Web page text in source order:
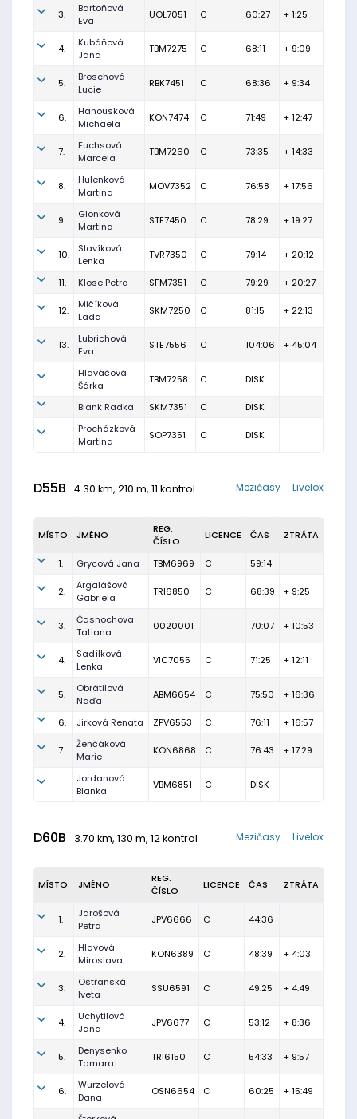
3.
Bartoňová
Eva
UOL7051 C 60:27 + 1:25
4.
Kubáňová
Jana
TBM7275 C 68:11 + 9:09
5.
Broschová
Lucie
RBK7451 C 68:36 + 9:34
6.
Hanousková
Michaela
KON7474 C 71:49 + 12:47
7.
Fuchsová
Marcela
TBM7260 C 73:35 + 14:33
8.
Hulenková
Martina
MOV7352 C 76:58 + 17:56
9.
Glonková
Martina
STE7450 C 78:29 + 19:27
10.
Slavíková
Lenka
TVR7350 C 79:14 + 20:12
11. Klose Petra SFM7351 C 79:29 + 20:27
12.
Mičíková
Lada
SKM7250 C 81:15 + 22:13
13.
Lubrichová
Eva
STE7556 C 104:06 + 45:04
Hlaváčová
Šárka
TBM7258 C DISK
Blank Radka SKM7351 C
DISK
Procházková
Martina
SOP7351 C DISK
D55B 4.30 km, 210 m, 11 kontrol Livelox
Mezičasy
MÍSTO JMÉNO
REG.
ČÍSLO
LICENCE ČAS ZTRÁTA
1. Grycová Jana TBM6969 C 59:14
2.
Argalášová
Gabriela
TRI6850 C 68:39 + 9:25
3.
Časnochova
Tatiana
0020001 70:07 + 10:53
4.
Sadílková
Lenka
VIC7055 C 71:25 + 12:11
5.
Obrátilová
Naďa
ABM6654 C 75:50 + 16:36
6. Jirková Renata ZPV6553 C 76:11 + 16:57
7.
Ženčáková
Marie
KON6868 C 76:43 + 17:29
Jordanová
Blanka
VBM6851 C DISK
D60B 3.70 km, 130 m, 12 kontrol Livelox
Mezičasy
MÍSTO JMÉNO
REG.
ČÍSLO
LICENCE ČAS ZTRÁTA
1.
Jarošová
Petra
JPV6666 C 44:36
2.
Hlavová
Miroslava
KON6389 C 48:39 + 4:03
3.
Ostřanská
Iveta
SSU6591 C 49:25 + 4:49
4.
Uchytilová
Jana
JPV6677 C 53:12 + 8:36
5.
Denysenko
Tamara
TRI6150 C 54:33 + 9:57
6.
Wurzelová
Dana
OSN6654 C 60:25 + 15:49